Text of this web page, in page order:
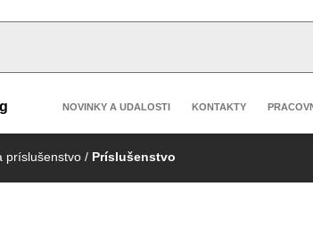
Header secondary
NOVINKY A UDALOSTI KONTAKTY
príslušenstvo / Príslušenstvo